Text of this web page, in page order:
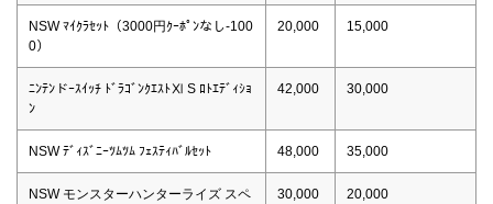
NSW ﾏｲｸﾗｾｯﾄ（3000円ｸｰﾎﾟﾝなし-100
0）
20,000 15,000
ﾆﾝﾃﾝドｰｽｲｯﾁ ﾄﾞﾗｺﾞﾝｸｴｽﾄⅪ S ﾛﾄｴﾃﾞｨｼｮ
ﾝ
42,000 30,000
NSW ﾃﾞｨｽﾞﾆｰﾂﾑﾂﾑ ﾌｪｽﾃｨﾊﾞﾙｾｯﾄ 48,000 35,000
NSW モンスターハンターライズ スペ
30,000 20,000